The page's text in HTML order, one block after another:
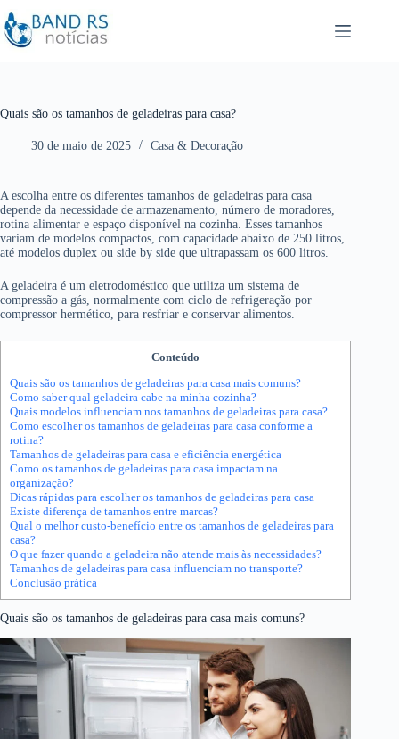
u
r
a
t
e
ú
d
o
Quais são os tamanhos de geladeiras para casa?
30 de maio de 2025 Casa & Decoração
A escolha entre os diferentes tamanhos de geladeiras para casa
depende da necessidade de armazenamento, número de moradores,
rotina alimentar e espaço disponível na cozinha. Esses tamanhos
variam de modelos compactos, com capacidade abaixo de 250 litros,
até modelos duplex ou side by side que ultrapassam os 600 litros.
A geladeira é um eletrodoméstico que utiliza um sistema de
compressão a gás, normalmente com ciclo de refrigeração por
compressor hermético, para resfriar e conservar alimentos.
Conteúdo
Quais são os tamanhos de geladeiras para casa mais comuns?
Como saber qual geladeira cabe na minha cozinha?
Quais modelos influenciam nos tamanhos de geladeiras para casa?
Como escolher os tamanhos de geladeiras para casa conforme a
rotina?
Tamanhos de geladeiras para casa e eficiência energética
Como os tamanhos de geladeiras para casa impactam na
organização?
Dicas rápidas para escolher os tamanhos de geladeiras para casa
Existe diferença de tamanhos entre marcas?
Qual o melhor custo-benefício entre os tamanhos de geladeiras para
casa?
O que fazer quando a geladeira não atende mais às necessidades?
Tamanhos de geladeiras para casa influenciam no transporte?
Conclusão prática
Quais são os tamanhos de geladeiras para casa mais comuns?